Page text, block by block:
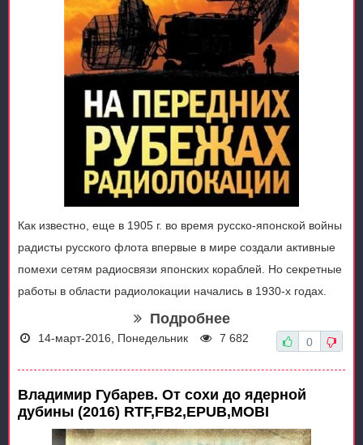
Как известно, еще в 1905 г. во время русско-японской войны
радисты русского флота впервые в мире создали активные
помехи сетям радиосвязи японских кораблей. Но секретные
работы в области радиолокации начались в 1930-х годах.
Подробнее
14-март-2016, Понедельник 7 682 0
Владимир Губарев. От сохи до ядерной
дубины (2016) RTF,FB2,EPUB,MOBI